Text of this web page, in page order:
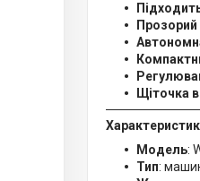
Щіточка
Модель:
Тип: